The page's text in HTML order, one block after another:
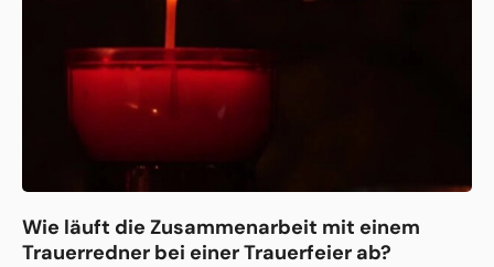
Wie läuft die Zusammenarbeit mit einem
Trauerredner bei einer Trauerfeier ab?